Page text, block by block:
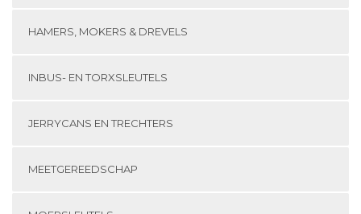
HAMERS, MOKERS & DREVELS
INBUS- EN TORXSLEUTELS
JERRYCANS EN TRECHTERS
MEETGEREEDSCHAP